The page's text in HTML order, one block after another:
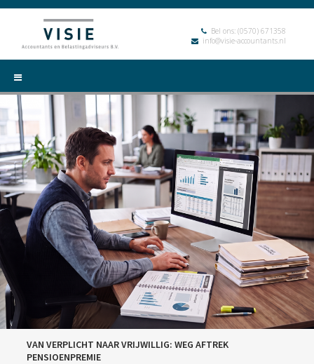
Bel ons: (0570) 671358
info@visie-accountants.nl
VAN VERPLICHT NAAR VRIJWILLIG: WEG AFTREK
PENSIOENPREMIE